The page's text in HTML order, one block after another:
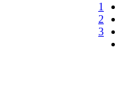
1
2
3